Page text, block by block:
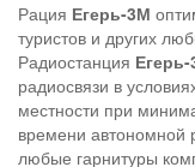
Рация Егерь-3М
туристов и других
Радиостанция
радиосвязи в
местности при
времени автономной
любые гарнитуры